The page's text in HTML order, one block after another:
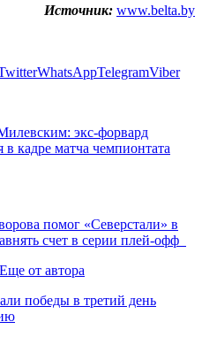
Источник: www.belta.by
WhatsAppTelegramViber
экс-форвард
кадре матча чемпионтата
помог «Северстали» в
счет в серии плей-офф
Еще от автора
победы в третий день